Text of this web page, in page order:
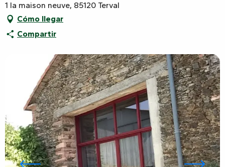
1 la maison neuve, 85120 Terval
Cómo llegar
Compartir